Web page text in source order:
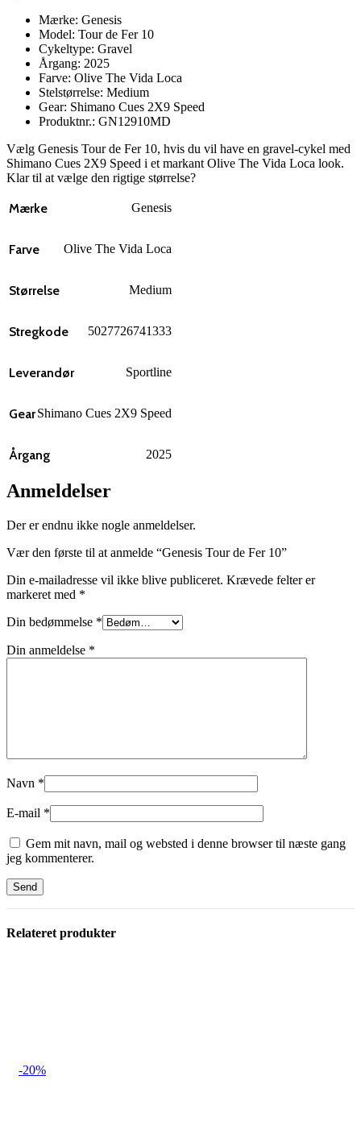
Mærke: Genesis
Model: Tour de Fer 10
Cykeltype: Gravel
Årgang: 2025
Farve: Olive The Vida Loca
Stelstørrelse: Medium
Gear: Shimano Cues 2X9 Speed
Produktnr.: GN12910MD
Vælg Genesis Tour de Fer 10, hvis du vil have en gravel-cykel med
Shimano Cues 2X9 Speed i et markant Olive The Vida Loca look.
Klar til at vælge den rigtige størrelse?
Mærke Genesis
Farve Olive The Vida Loca
Størrelse Medium
Stregkode 5027726741333
Leverandør Sportline
GearShimano Cues 2X9 Speed
Årgang 2025
Anmeldelser
Der er endnu ikke nogle anmeldelser.
Vær den første til at anmelde “Genesis Tour de Fer 10”
Din e-mailadresse vil ikke blive publiceret. Krævede felter er
markeret med *
Din bedømmelse *
Din anmeldelse *
Navn *
E-mail *
Gem mit navn, mail og websted i denne browser til næste gang
jeg kommenterer.
Relateret produkter
-20%